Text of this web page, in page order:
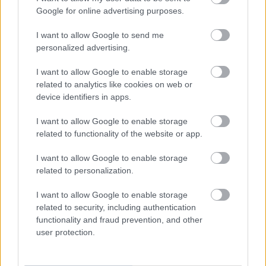
Google for online advertising purposes.
I want to allow Google to send me
personalized advertising.
I want to allow Google to enable storage
related to analytics like cookies on web or
device identifiers in apps.
I want to allow Google to enable storage
related to functionality of the website or app.
I want to allow Google to enable storage
related to personalization.
I want to allow Google to enable storage
related to security, including authentication
functionality and fraud prevention, and other
user protection.
UNC6671: Η νέα απειλή που κλέβει
υποκλοπή εταιρικών συνεδριών